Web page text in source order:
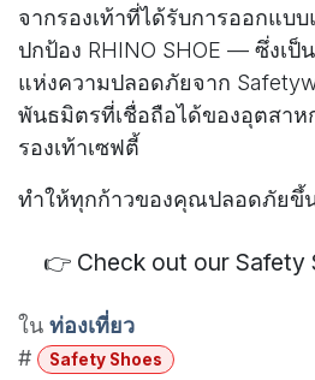
จากรองเท้าที่ได้รับการออกแบบ
ปกป้อง RHINO SHOE — ซึ่งเ
แห่งความปลอดภัยจาก
พันธมิตรที่เชื่อถือได้ของอุตสาห
รองเท้าเซฟตี้
ทำให้ทุกก้าวของคุณปลอดภัยขึ้
👉 Check out our Safety
ใน ท่องเที่ยว
#
Safety Shoes